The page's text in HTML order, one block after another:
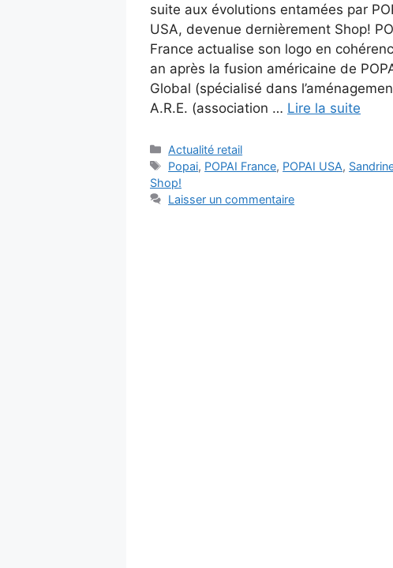
suite aux évolutions entamées par
USA, devenue dernièrement Shop!
France actualise son logo en
an après la fusion américaine de
Global (spécialisé dans
A.R.E. (association … Lire la suite
Catégories
Actualité retail
Étiquettes
Popai, POPAI France, POPAI USA,
Shop!
Laisser un commentaire